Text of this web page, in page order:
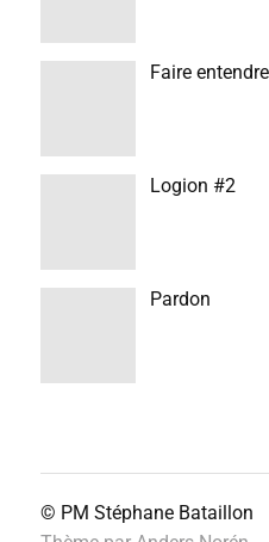
Faire entendre
Logion #2
Pardon
© PM Stéphane Bataillon